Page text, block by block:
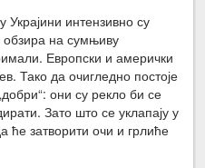
интензивно су
обзира на сумњиву
Европски и амерички
Тако да очигледно постоје
они су рекло би се
Зато што се уклапају у
ће затворити очи и грлиће